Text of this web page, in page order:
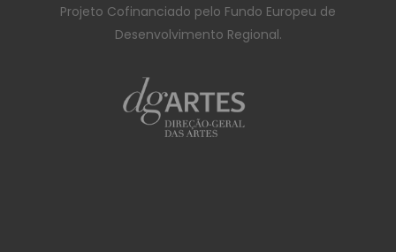
Projeto Cofinanciado pelo Fundo Europeu de
Desenvolvimento Regional.